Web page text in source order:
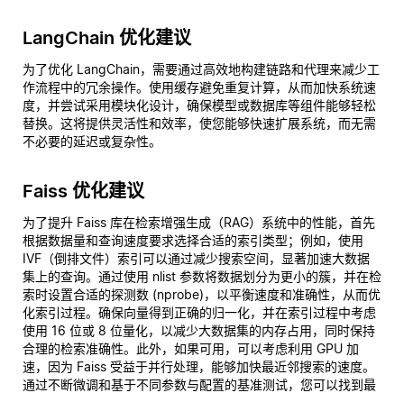
LangChain 优化建议
为了优化 LangChain，需要通过高效地构建链路和代理来减少工
作流程中的冗余操作。使用缓存避免重复计算，从而加快系统速
度，并尝试采用模块化设计，确保模型或数据库等组件能够轻松
替换。这将提供灵活性和效率，使您能够快速扩展系统，而无需
不必要的延迟或复杂性。
Faiss 优化建议
为了提升 Faiss 库在检索增强生成（RAG）系统中的性能，首先
根据数据量和查询速度要求选择合适的索引类型；例如，使用
IVF（倒排文件）索引可以通过减少搜索空间，显著加速大数据
集上的查询。通过使用 nlist 参数将数据划分为更小的簇，并在检
索时设置合适的探测数 (nprobe)，以平衡速度和准确性，从而优
化索引过程。确保向量得到正确的归一化，并在索引过程中考虑
使用 16 位或 8 位量化，以减少大数据集的内存占用，同时保持
合理的检索准确性。此外，如果可用，可以考虑利用 GPU 加
速，因为 Faiss 受益于并行处理，能够加快最近邻搜索的速度。
通过不断微调和基于不同参数与配置的基准测试，您可以找到最